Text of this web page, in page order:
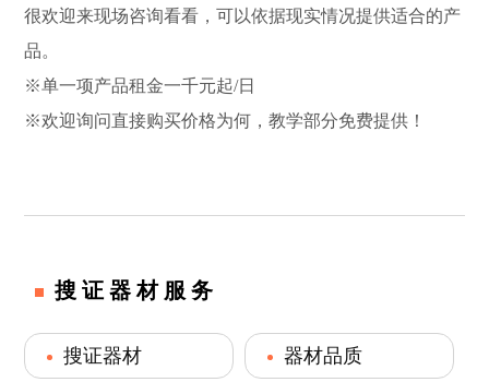
很欢迎来现场咨询看看，可以依据现实情况提供适合的产
品。
※单一项产品租金一千元起/日
※欢迎询问直接购买价格为何，教学部分免费提供！
搜证器材服务
搜证器材 器材品质